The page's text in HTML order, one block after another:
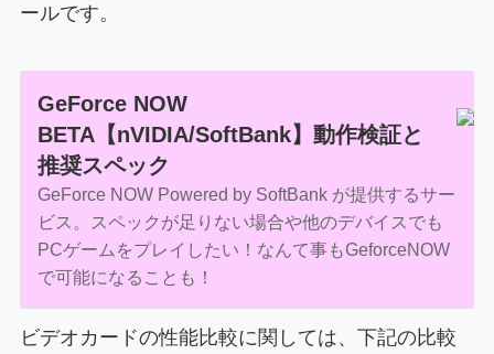
ールです。
GeForce NOW
BETA【nVIDIA/SoftBank】動作検証と
推奨スペック
GeForce NOW Powered by SoftBank が提供するサー
ビス。スペックが足りない場合や他のデバイスでも
PCゲームをプレイしたい！なんて事もGeforceNOW
で可能になることも！
ビデオカードの性能比較に関しては、下記の比較